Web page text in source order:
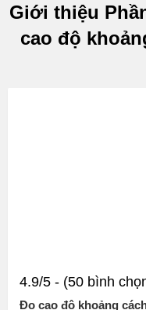
Giới thiệu
cao độ
4.9/5 - (50 bình
Đo cao độ khoảng